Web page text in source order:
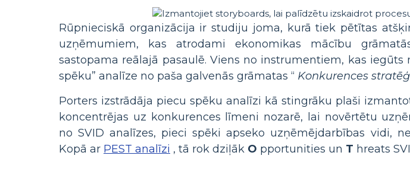
Rūpnieciskā organizācija ir studiju joma, kurā tiek pētītas
uzņēmumiem, kas atrodami ekonomikas mācību
sastopama reālajā pasaulē. Viens no instrumentiem, kas iegūts
spēku” analīze no paša galvenās grāmatas “ Konkurences
Porters izstrādāja piecu spēku analīzi kā stingrāku plaši
koncentrējas uz konkurences līmeni nozarē, lai novērtētu
no SVID analīzes, pieci spēki apseko uzņēmējdarbības vidi,
Kopā ar PEST analīzi , tā rok dziļāk O pportunities un T hreats